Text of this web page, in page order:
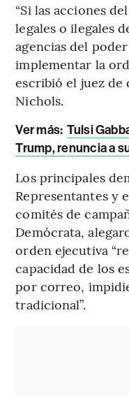
“Si las acciones
legales o ilegales
agencias del
implementar la
escribió el juez
Nichols.
Ver más: Tulsi
Trump, renuncia a
Los principales
Representantes y
comités de
Demócrata,
orden ejecutiva
capacidad de los
por correo,
tradicional”.